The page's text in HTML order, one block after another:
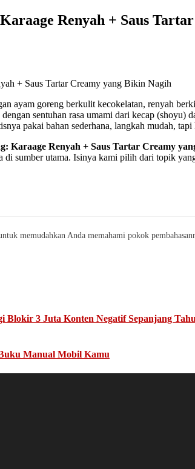
Renyah + Saus
ayam goreng berkulit kecokelatan, renyah
sentuhan rasa umami dari kecap
pakai bahan sederhana, langkah mudah,
Karaage Renyah + Saus Tartar Creamy
di sumber utama. Isinya kami pilih dari topik
memudahkan Anda memahami pokok
Blokir 3 Juta Konten Negatif Sepanjang
Manual Mobil Kamu